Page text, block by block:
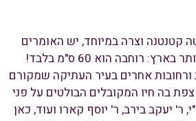
וצרה במיוחד, יש האומרים
שזוהי הסמטה הצרה ביותר בארץ: רוחבה הוא 60 ס"מ בלבד!
אחרים בעיר העתיקה שמקורם
בה חיו המקובלים הבולטים על פני
ר' יעקב בירב, ר' יוסף קארו ועוד, כאן